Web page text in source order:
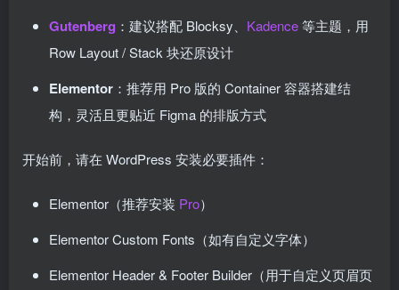
Gutenberg ：建议搭配 Blocksy、 Kadence等主题，用
Row Layout / Stack 块还原设计
Elementor ：推荐用 Pro 版的 Container 容器搭建结
构，灵活且更贴近 Figma 的排版方式
开始前，请在 WordPress 安装必要插件：
Elementor（推荐安装 Pro）
Elementor Custom Fonts（如有自定义字体）
Elementor Header & Footer Builder（用于自定义页眉页